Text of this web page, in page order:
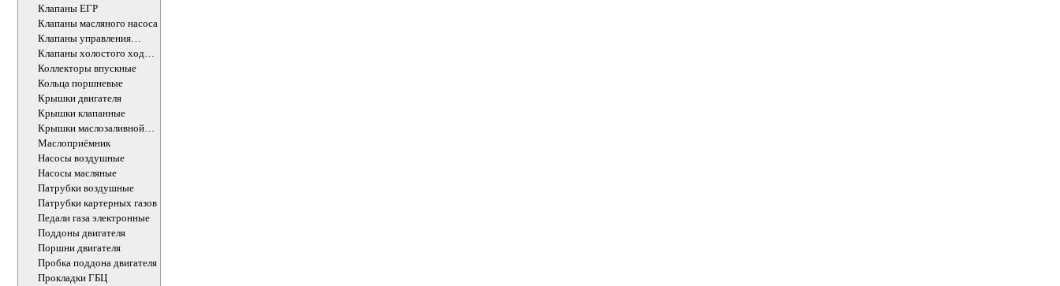
Клапаны ЕГР
Клапаны масляного насоса
Клапаны управления
впускного коллектора
Клапаны холостого хода
ДВС
Коллекторы впускные
Кольца поршневые
Крышки двигателя
Крышки клапанные
Крышки маслозаливной
горловины
Маслоприёмник
Насосы воздушные
Насосы масляные
Патрубки воздушные
Патрубки картерных газов
Педали газа электронные
Поддоны двигателя
Поршни двигателя
Пробка поддона двигателя
Прокладки ГБЦ